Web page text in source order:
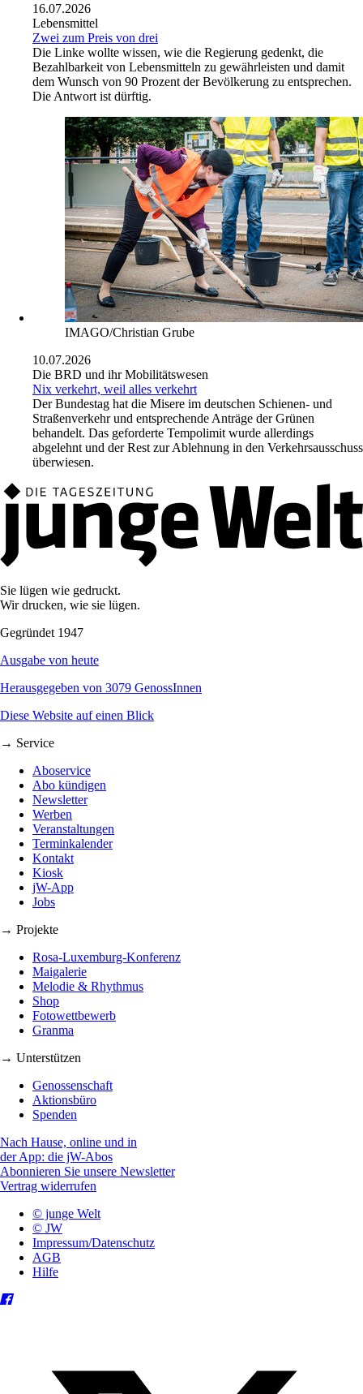
16.07.2026
Lebensmittel
Zwei zum Preis von drei
Die Linke wollte wissen, wie die Regierung gedenkt, die
Bezahlbarkeit von Lebensmitteln zu gewährleisten und damit
dem Wunsch von 90 Prozent der Bevölkerung zu entsprechen.
Die Antwort ist dürftig.
IMAGO/Christian Grube
10.07.2026
Die BRD und ihr Mobilitätswesen
Nix verkehrt, weil alles verkehrt
Der Bundestag hat die Misere im deutschen Schienen- und
Straßenverkehr und entsprechende Anträge der Grünen
behandelt. Das geforderte Tempolimit wurde allerdings
abgelehnt und der Rest zur Ablehnung in den Verkehrsausschuss
überwiesen.
Sie lügen wie gedruckt.
Wir drucken, wie sie lügen.
Gegründet 1947
Ausgabe von heute
Herausgegeben von 3079 GenossInnen
Diese Website auf einen Blick
→ Service
Aboservice
Abo kündigen
Newsletter
Werben
Veranstaltungen
Terminkalender
Kontakt
Kiosk
jW-App
Jobs
→ Projekte
Rosa-Luxemburg-Konferenz
Maigalerie
Melodie & Rhythmus
Shop
Fotowettbewerb
Granma
→ Unterstützen
Genossenschaft
Aktionsbüro
Spenden
Nach Hause, online und in
der App: die jW-Abos
Abonnieren Sie unsere Newsletter
Vertrag widerrufen
© junge Welt
© JW
Impressum/Datenschutz
AGB
Hilfe